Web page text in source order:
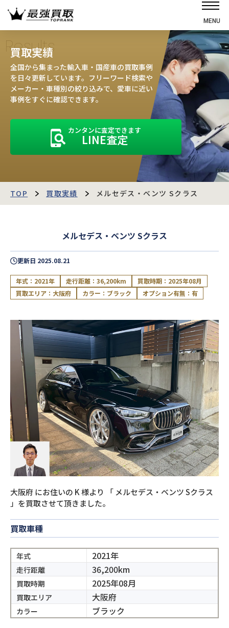
MENU
選ばれる理由
高価買取の仕組み
売却の流れ
お客様の声
運営会社
最強買取マガジン
閉じる
Results
買取実績
全国から集まった輸入車・国産車の買取事例
を日々更新しています。フリーワード検索や
メーカー・車種別の絞り込みで、愛車に近い
事例をすぐに確認できます。
カンタンに査定できます
LINE査定
TOP 買取実績 メルセデス・ベンツ Sクラス
メルセデス・ベンツ Sクラス
更新日 2025.08.21
年式：2021年 走行距離：36,200km
買取時期：2025年08月
買取エリア：大阪府
カラー：ブラック オプション有無：有
大阪府 にお住いの K様より 「 メルセデス・ベンツ Sクラス
」を買取させて頂きました。
買取車種
年式 2021年
走行距離 36,200km
買取時期 2025年08月
買取エリア 大阪府
カラー ブラック